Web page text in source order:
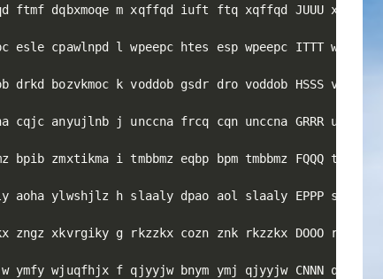
ftmf dqbxmoqe m xqffqd iuft ftq xqffqd JUUU xqffqde
esle cpawlnpd l wpeepc htes esp wpeepc ITTT
drkd bozvkmoc k voddob gsdr dro voddob HSSS
cqjc anyujlnb j unccna frcq cqn unccna GRRR
bpib zmxtikma i tmbbmz eqbp bpm tmbbmz FQQQ
aoha ylwshjlz h slaaly dpao aol slaaly EPPP
zngz xkvrgiky g rkzzkx cozn znk rkzzkx DOOO
ymfy wjuqfhjx f qjyyjw bnym ymj qjyyjw CNNN